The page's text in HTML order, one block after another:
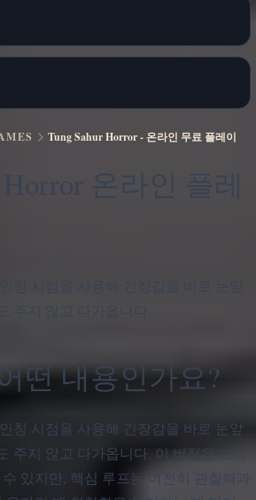
Tung Sahur Horror - 온라인 무료 플레이
Horror 온라인 플레
떤 내용인가요?
인칭 시점을 사용해 긴장감을 바로 눈앞
주지 않고 다가옵니다. 이 버전은 브라
있지만, 핵심 루프는 여전히 관찰력과